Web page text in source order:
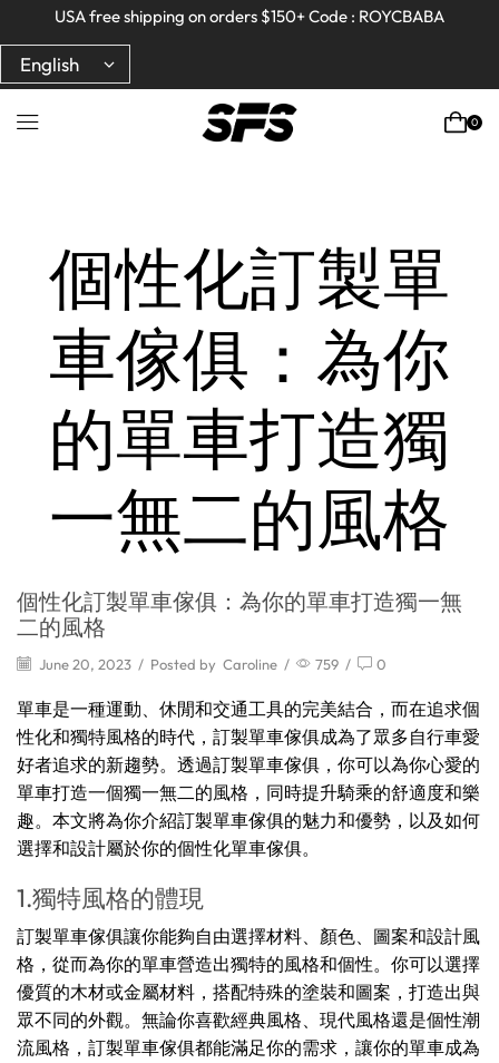
Full refund on any products!
USA free shipping on orders $150+ Code : ROYCBABA
Full refund on any products!
USA free shipping on orders $150+ Code : ROYCBABA
0
個性化訂製單
車傢俱：為你
的單車打造獨
一無二的風格
個性化訂製單車傢俱：為你的單車打造獨一無
二的風格
June 20, 2023 / Posted by Caroline / 759 / 0
單車是一種運動、休閒和交通工具的完美結合，而在追求個
性化和獨特風格的時代，訂製單車傢俱成為了眾多自行車愛
好者追求的新趨勢。透過訂製單車傢俱，你可以為你心愛的
單車打造一個獨一無二的風格，同時提升騎乘的舒適度和樂
趣。本文將為你介紹訂製單車傢俱的魅力和優勢，以及如何
選擇和設計屬於你的個性化單車傢俱。
1.獨特風格的體現
訂製單車傢俱讓你能夠自由選擇材料、顏色、圖案和設計風
格，從而為你的單車營造出獨特的風格和個性。你可以選擇
優質的木材或金屬材料，搭配特殊的塗裝和圖案，打造出與
眾不同的外觀。無論你喜歡經典風格、現代風格還是個性潮
流風格，訂製單車傢俱都能滿足你的需求，讓你的單車成為